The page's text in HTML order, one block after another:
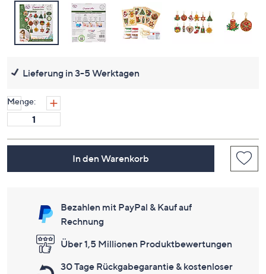
Lieferung in 3-5 Werktagen
Menge:
In den Warenkorb
Bezahlen mit PayPal & Kauf auf
Rechnung
Über 1,5 Millionen Produktbewertungen
30 Tage Rückgabegarantie & kostenloser